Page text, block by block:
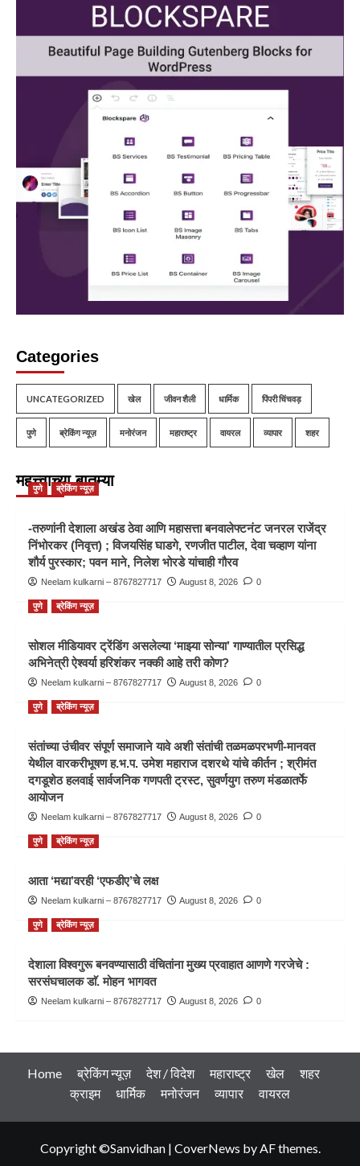
Categories
UNCATEGORIZED खेल जीवन शैली धार्मिक पिंपरी चिंचवड़
पुणे ब्रेकिंग न्यूज़ मनोरंजन महाराष्ट्र वायरल व्यापार शहर
महत्त्वाच्या बातम्या
पुणे ब्रेकिंग न्यूज़
-तरुणांनी देशाला अखंड ठेवा आणि महासत्ता बनवालेफ्टनंट जनरल राजेंद्र
निंभोरकर (निवृत्त) ; विजयसिंह घाडगे, रणजीत पाटील, देवा चव्हाण यांना
शौर्य पुरस्कार; पवन माने, निलेश भोरडे यांचाही गौरव
Neelam kulkarni – 8767827717 August 8, 2026 0
पुणे ब्रेकिंग न्यूज़
सोशल मीडियावर ट्रेंडिंग असलेल्या ‘माझ्या सोन्या’ गाण्यातील प्रसिद्ध
अभिनेत्री ऐश्वर्या हरिशंकर नक्की आहे तरी कोण?
Neelam kulkarni – 8767827717 August 8, 2026 0
पुणे ब्रेकिंग न्यूज़
संतांच्या उंचीवर संपूर्ण समाजाने यावे अशी संतांची तळमळपरभणी-मानवत
येथील वारकरीभूषण ह.भ.प. उमेश महाराज दशरथे यांचे कीर्तन ; श्रीमंत
दगडूशेठ हलवाई सार्वजनिक गणपती ट्रस्ट, सुवर्णयुग तरुण मंडळातर्फे
आयोजन
Neelam kulkarni – 8767827717 August 8, 2026 0
पुणे ब्रेकिंग न्यूज़
आता ‘मद्या’वरही ‘एफडीए’चे लक्ष
Neelam kulkarni – 8767827717 August 8, 2026 0
पुणे ब्रेकिंग न्यूज़
देशाला विश्वगुरू बनवण्यासाठी वंचितांना मुख्य प्रवाहात आणणे गरजेचे :
सरसंघचालक डाॅ. मोहन भागवत
Neelam kulkarni – 8767827717 August 8, 2026 0
Home ब्रेकिंग न्यूज़ देश / विदेश महाराष्ट्र खेल
शहर
क्राइम
धार्मिक मनोरंजन व्यापार वायरल
Copyright ©Sanvidhan | CoverNews by AF themes.